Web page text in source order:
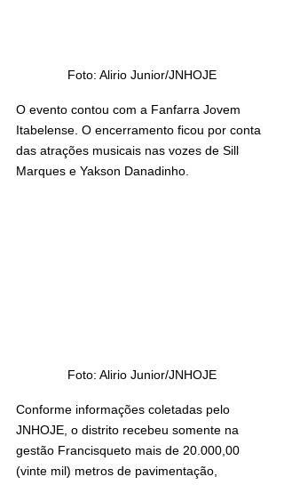
Foto: Alirio Junior/JNHOJE
O evento contou com a Fanfarra Jovem
Itabelense. O encerramento ficou por conta
das atrações musicais nas vozes de Sill
Marques e Yakson Danadinho.
Foto: Alirio Junior/JNHOJE
Conforme informações coletadas pelo
JNHOJE, o distrito recebeu somente na
gestão Francisqueto mais de 20.000,00
(vinte mil) metros de pavimentação,